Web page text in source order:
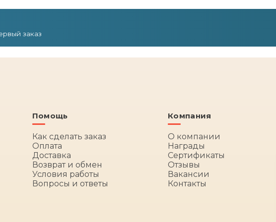
заказ
Помощь
Как сделать заказ
Оплата
Доставка
Возврат и обмен
Условия работы
Вопросы и ответы
Компания
О компании
Награды
Сертификаты
Отзывы
Вакансии
Контакты